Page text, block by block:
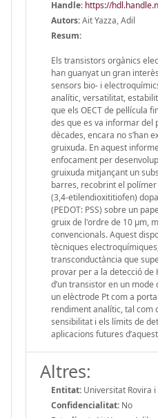
Handle: https://
Autors:Ait Yazza, Adil
Resum:
Els transistors orgànics
han guanyat un gran
sensors bio- i
analític, versatilitat,
que els OECT de pel·lícula
des que es va informar del
dècades, encara no s’han
gruixuda. En aquest
enfocament per
gruixuda mitjançant un
barres, recobrint el
(3,4-etilendioxititiofen)
(PEDOT: PSS) sobre un
gruix de l'ordre de 10 μm,
convencionals. Aquest
tècniques
transconductància que
provar per a la detecció
d’un transistor en un mode
un elèctrode Pt com a
rendiment analític, tal com
sensibilitat i els límits de
aplicacions futures
Altres:
Entitat: Universitat Rovira i
Confidencialitat: No